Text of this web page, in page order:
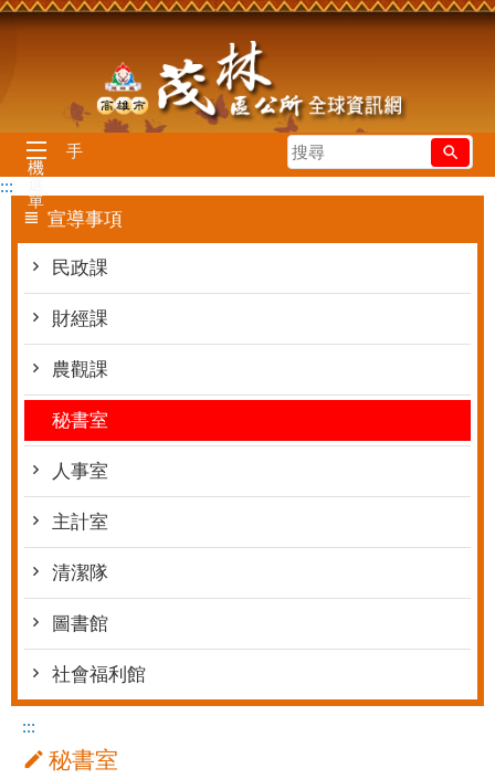
跳到主要內容區塊
搜
尋
手
機
單
:::
宣導事項
民政課
財經課
農觀課
秘書室
人事室
主計室
清潔隊
圖書館
社會福利館
:::
秘書室